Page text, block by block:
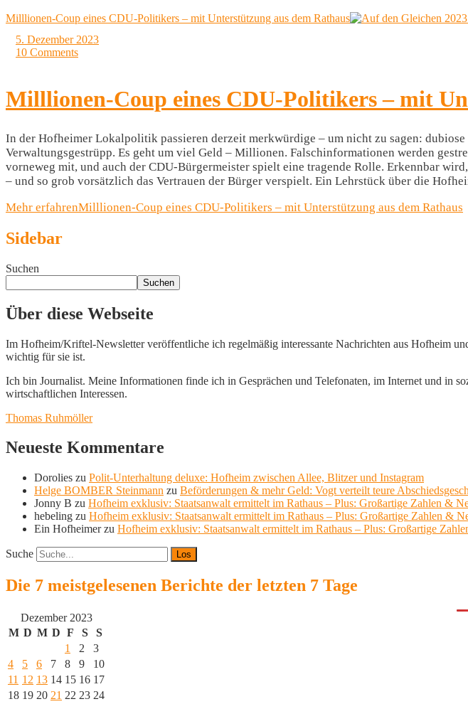
Milllionen-Coup eines CDU-Politikers – mit Unterstützung aus dem Rathaus
5. Dezember 2023
10 Comments
Milllionen-Coup eines CDU-Politikers – mit
In der Hofheimer Lokalpolitik passieren derzeit merkwürdige – um nicht zu sagen:
Verwaltungsgestrüpp. Es geht um viel Geld – Millionen. Falschinformationen werden
vorneweg mit, und auch der CDU-Bürgermeister spielt eine tragende Rolle. Erkennbar
– und so grob vorsätzlich das Vertrauen der Bürger verspielt. Ein Lehrstück über die
Mehr erfahrenMilllionen-Coup eines CDU-Politikers – mit Unterstützung aus dem Rathaus
Sidebar
Suchen
Suchen
Über diese Webseite
Im Hofheim/Kriftel-Newsletter veröffentliche ich regelmäßig interessante Nachrichten aus Hofheim
wichtig für sie ist.
Ich bin Journalist. Meine Informationen finde ich in Gesprächen und Telefonaten, im Internet und in
wirtschaftlichen Interessen.
Thomas Ruhmöller
Neueste Kommentare
Dorolies zu Polit-Unterhaltung deluxe: Hofheim zwischen Allee, Blitzer und Instagram
Helge BOMBER Steinmann zu Beförderungen & mehr Geld: Vogt verteilt teure
Jonny B zu Hofheim exklusiv: Staatsanwalt ermittelt im Rathaus – Plus: Großartige Zahlen &
hebeling zu Hofheim exklusiv: Staatsanwalt ermittelt im Rathaus – Plus: Großartige Zahlen &
Ein Hofheimerzu Hofheim exklusiv: Staatsanwalt ermittelt im Rathaus – Plus: Großartige
Suche
Die 7 meistgelesenen Berichte der letzten 7 Tage
Dezember 2023
M D M D F S
S
1
2
3
4
5 6 7 8 9
10
11 12 13 14 15 16 17
18 19 20 21 22 23 24